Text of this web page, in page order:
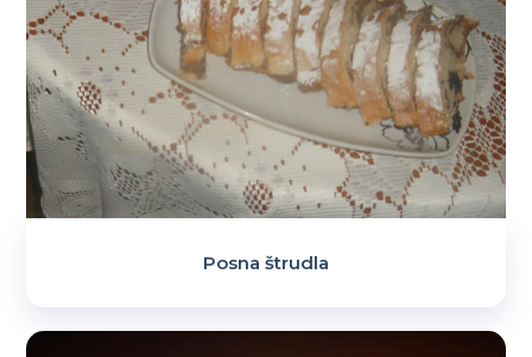
Posna štrudla